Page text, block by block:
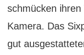
schmücken
Kamera. Das
gut